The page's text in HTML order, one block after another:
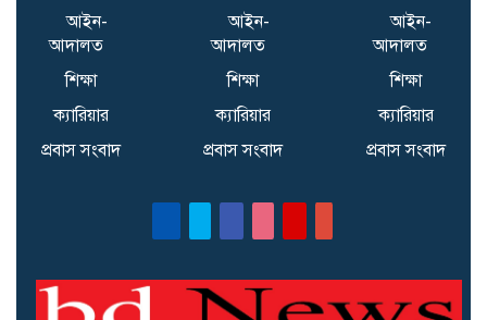
আইন-
আদালত
শিক্ষা
ক্যারিয়ার
প্রবাস সংবাদ
আইন-
আদালত
শিক্ষা
ক্যারিয়ার
প্রবাস সংবাদ
আইন-
আদালত
শিক্ষা
ক্যারিয়ার
প্রবাস সংবাদ